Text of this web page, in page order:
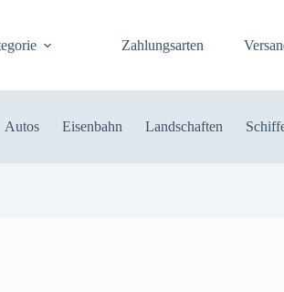
Zahlungsarten
Autos Eisenbahn Landschaften